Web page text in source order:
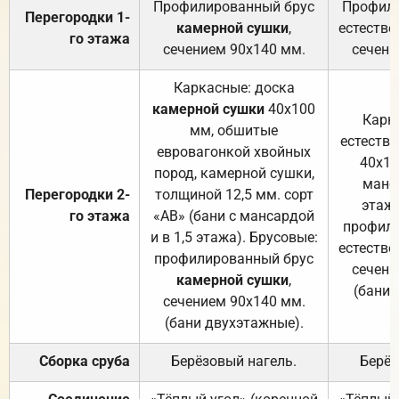
Перегородки 1-
го этажа
Профилированный брус
камерной сушки,
сечением 90х140 мм.
Перегородки 2-
го этажа
Каркасные: доска
камерной сушки 40х100
мм, обшитые
евровагонкой хвойных
пород, камерной сушки,
толщиной 12,5 мм. сорт
«АВ» (бани с мансардой
и в 1,5 этажа). Брусовые:
профилированный брус
камерной сушки,
сечением 90х140 мм.
(бани двухэтажные).
(бани
Сборка сруба Берёзовый нагель.